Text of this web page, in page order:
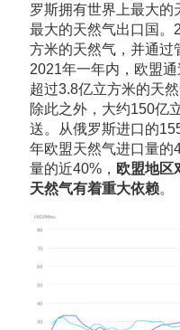
罗斯拥有世界上最大的
最大的天然气出口国。
方米的天然气，并通过
2021年一年内，欧盟
超过3.8亿立方米的天
除此之外，大约150亿
送。从俄罗斯进口的
年欧盟天然气进口量的
量的近40%， 欧盟地区
天然气有着重大依赖。